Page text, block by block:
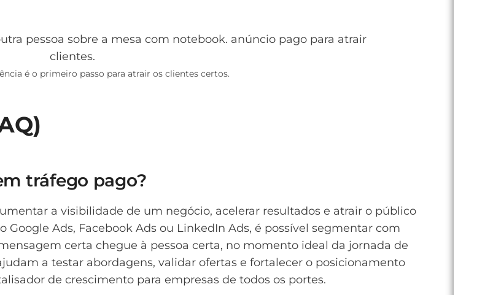
é o primeiro passo para atrair os clientes certos.
tráfego pago?
a visibilidade de um negócio, acelerar resultados e atrair o público
Ads, Facebook Ads ou LinkedIn Ads, é possível segmentar com
certa chegue à pessoa certa, no momento ideal da jornada de
a testar abordagens, validar ofertas e fortalecer o posicionamento
de crescimento para empresas de todos os portes.